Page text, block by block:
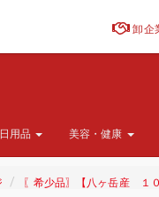
卸企
用品 美容・健康
〖希少品〗【八ヶ岳産 １